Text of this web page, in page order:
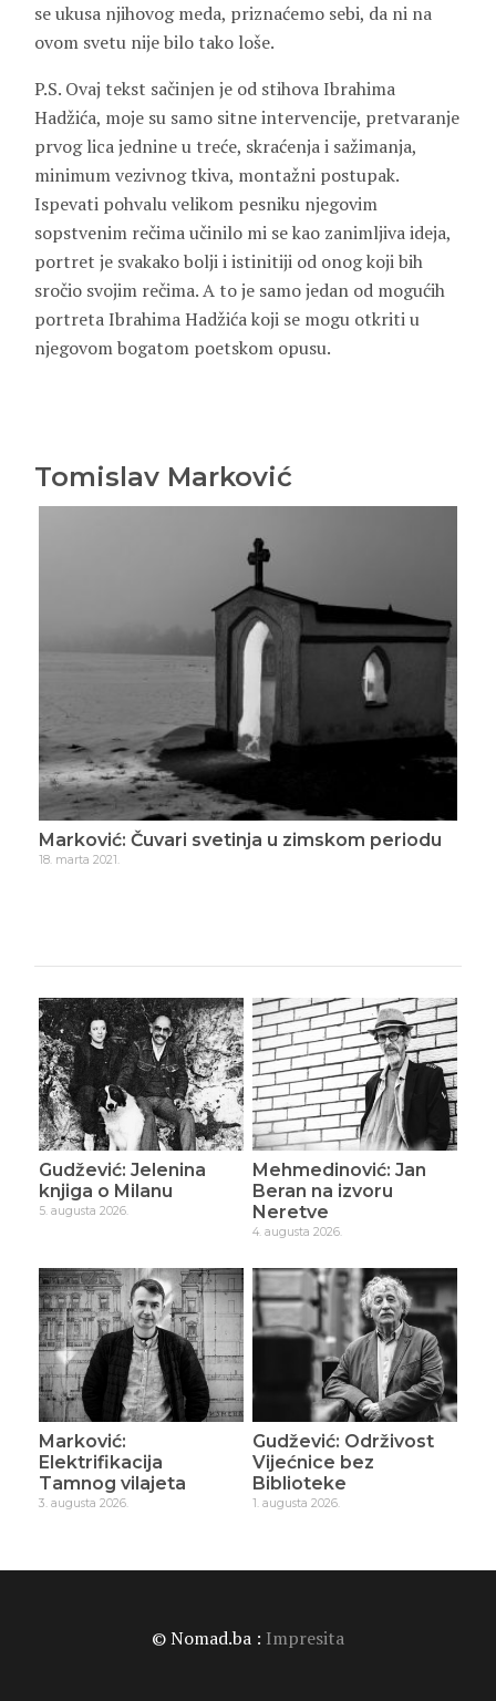
se ukusa njihovog meda, priznaćemo sebi, da ni na
ovom svetu nije bilo tako loše.
P.S. Ovaj tekst sačinjen je od stihova Ibrahima
Hadžića, moje su samo sitne intervencije, pretvaranje
prvog lica jednine u treće, skraćenja i sažimanja,
minimum vezivnog tkiva, montažni postupak.
Ispevati pohvalu velikom pesniku njegovim
sopstvenim rečima učinilo mi se kao zanimljiva ideja,
portret je svakako bolji i istinitiji od onog koji bih
sročio svojim rečima. A to je samo jedan od mogućih
portreta Ibrahima Hadžića koji se mogu otkriti u
njegovom bogatom poetskom opusu.
Tomislav Marković
Marković: Čuvari svetinja u zimskom periodu
18. marta 2021.
Gudžević: Jelenina
knjiga o Milanu
5. augusta 2026.
Mehmedinović: Jan
Beran na izvoru
Neretve
4. augusta 2026.
Marković:
Elektrifikacija
Tamnog vilajeta
3. augusta 2026.
Gudžević: Održivost
Vijećnice bez
Biblioteke
1. augusta 2026.
© Nomad.ba : Impresita